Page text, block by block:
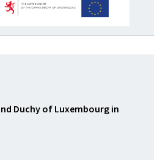
Duchy of Luxembourg in